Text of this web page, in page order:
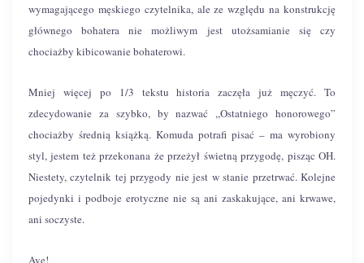
wymagającego męskiego czytelnika, ale ze względu na konstrukcję
głównego bohatera nie możliwym jest utożsamianie się czy
chociażby kibicowanie bohaterowi.
Mniej więcej po 1/3 tekstu historia zaczęła już męczyć. To
zdecydowanie za szybko, by nazwać ,,Ostatniego honorowego”
chociażby średnią książką. Komuda potrafi pisać – ma wyrobiony
styl, jestem też przekonana że przeżył świetną przygodę, pisząc OH.
Niestety, czytelnik tej przygody nie jest w stanie przetrwać. Kolejne
pojedynki i podboje erotyczne nie są ani zaskakujące, ani krwawe,
ani soczyste.
Ave!